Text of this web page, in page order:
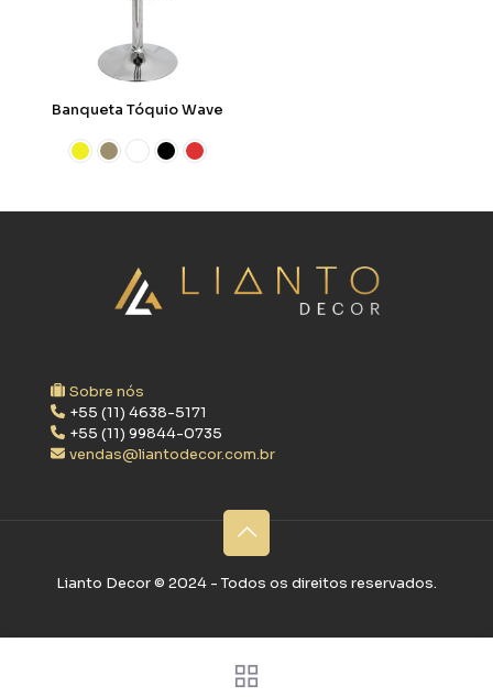
Banqueta Tóquio Wave
Sobre nós
+55 (11) 4638-5171
+55 (11) 99844-0735
vendas@liantodecor.com.br
Lianto Decor ©‎ 2024 - Todos os direitos reservados.